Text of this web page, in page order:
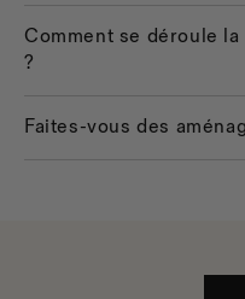
Comment se déroule
?
Faites-vous des